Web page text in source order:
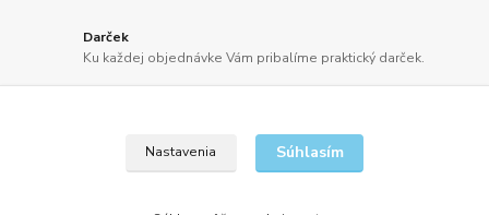
Darček
Ku každej objednávke Vám pribalíme praktický darček.
bez DPH ZDARMA.
Nastavenia Súhlasím